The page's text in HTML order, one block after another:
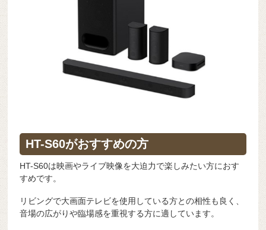
HT-S60がおすすめの方
HT-S60は映画やライブ映像を大迫力で楽しみたい方におす
すめです。
リビングで大画面テレビを使用している方との相性も良く、
音場の広がりや臨場感を重視する方に適しています。